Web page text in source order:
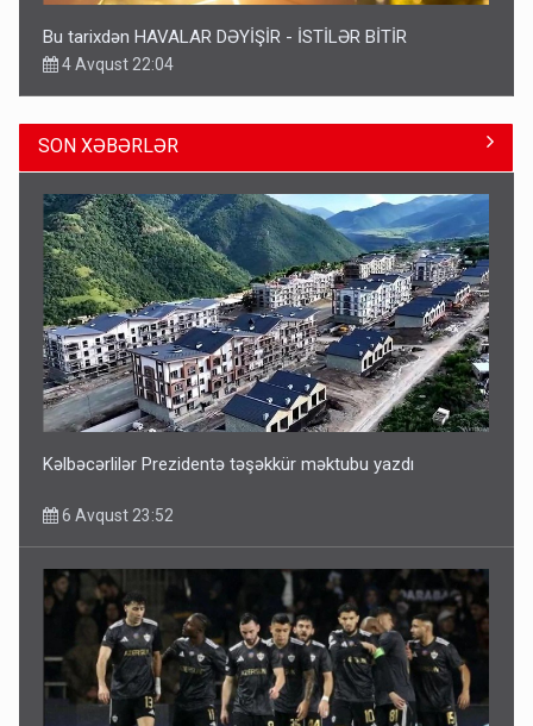
Bu tarixdən HAVALAR DƏYİŞİR - İSTİLƏR BİTİR
4 Avqust 22:04
ŞOK! David Seliverstov ölkədən qaçdı
6 Avqust 14:14
SON XƏBƏRLƏR
Kəlbəcərlilər Prezidentə təşəkkür məktubu yazdı
6 Avqust 23:52